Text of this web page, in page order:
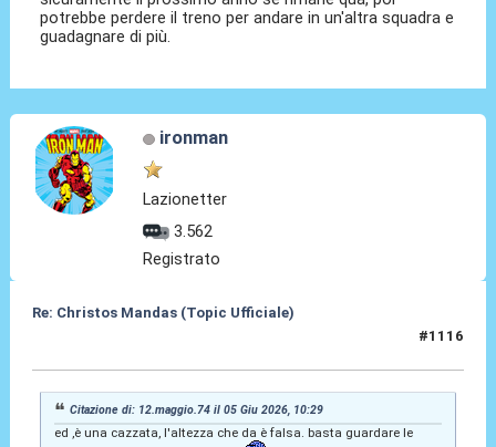
potrebbe perdere il treno per andare in un'altra squadra e
guadagnare di più.
ironman
Lazionetter
3.562
Registrato
Re: Christos Mandas (Topic Ufficiale)
#1116
Citazione di: 12.maggio.74 il 05 Giu 2026, 10:29
ed ,è una cazzata, l'altezza che da è falsa. basta guardare le